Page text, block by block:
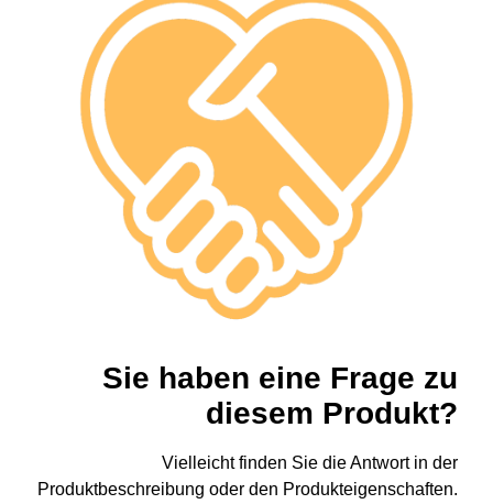
Sie haben eine Frage zu
diesem Produkt?
Vielleicht finden Sie die Antwort in der
Produktbeschreibung oder den Produkteigenschaften.